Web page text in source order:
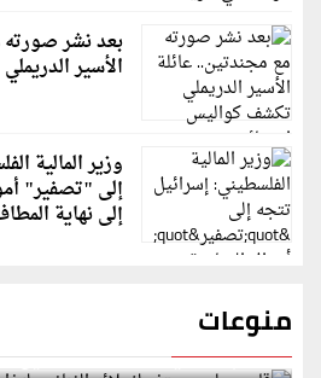
بعد نشر صورته
الأسير
وزير المالية
إلى "تصفير"
إلى نهاية
منوعات
قاسم ملحو يعتذر لزملائه الفنانين